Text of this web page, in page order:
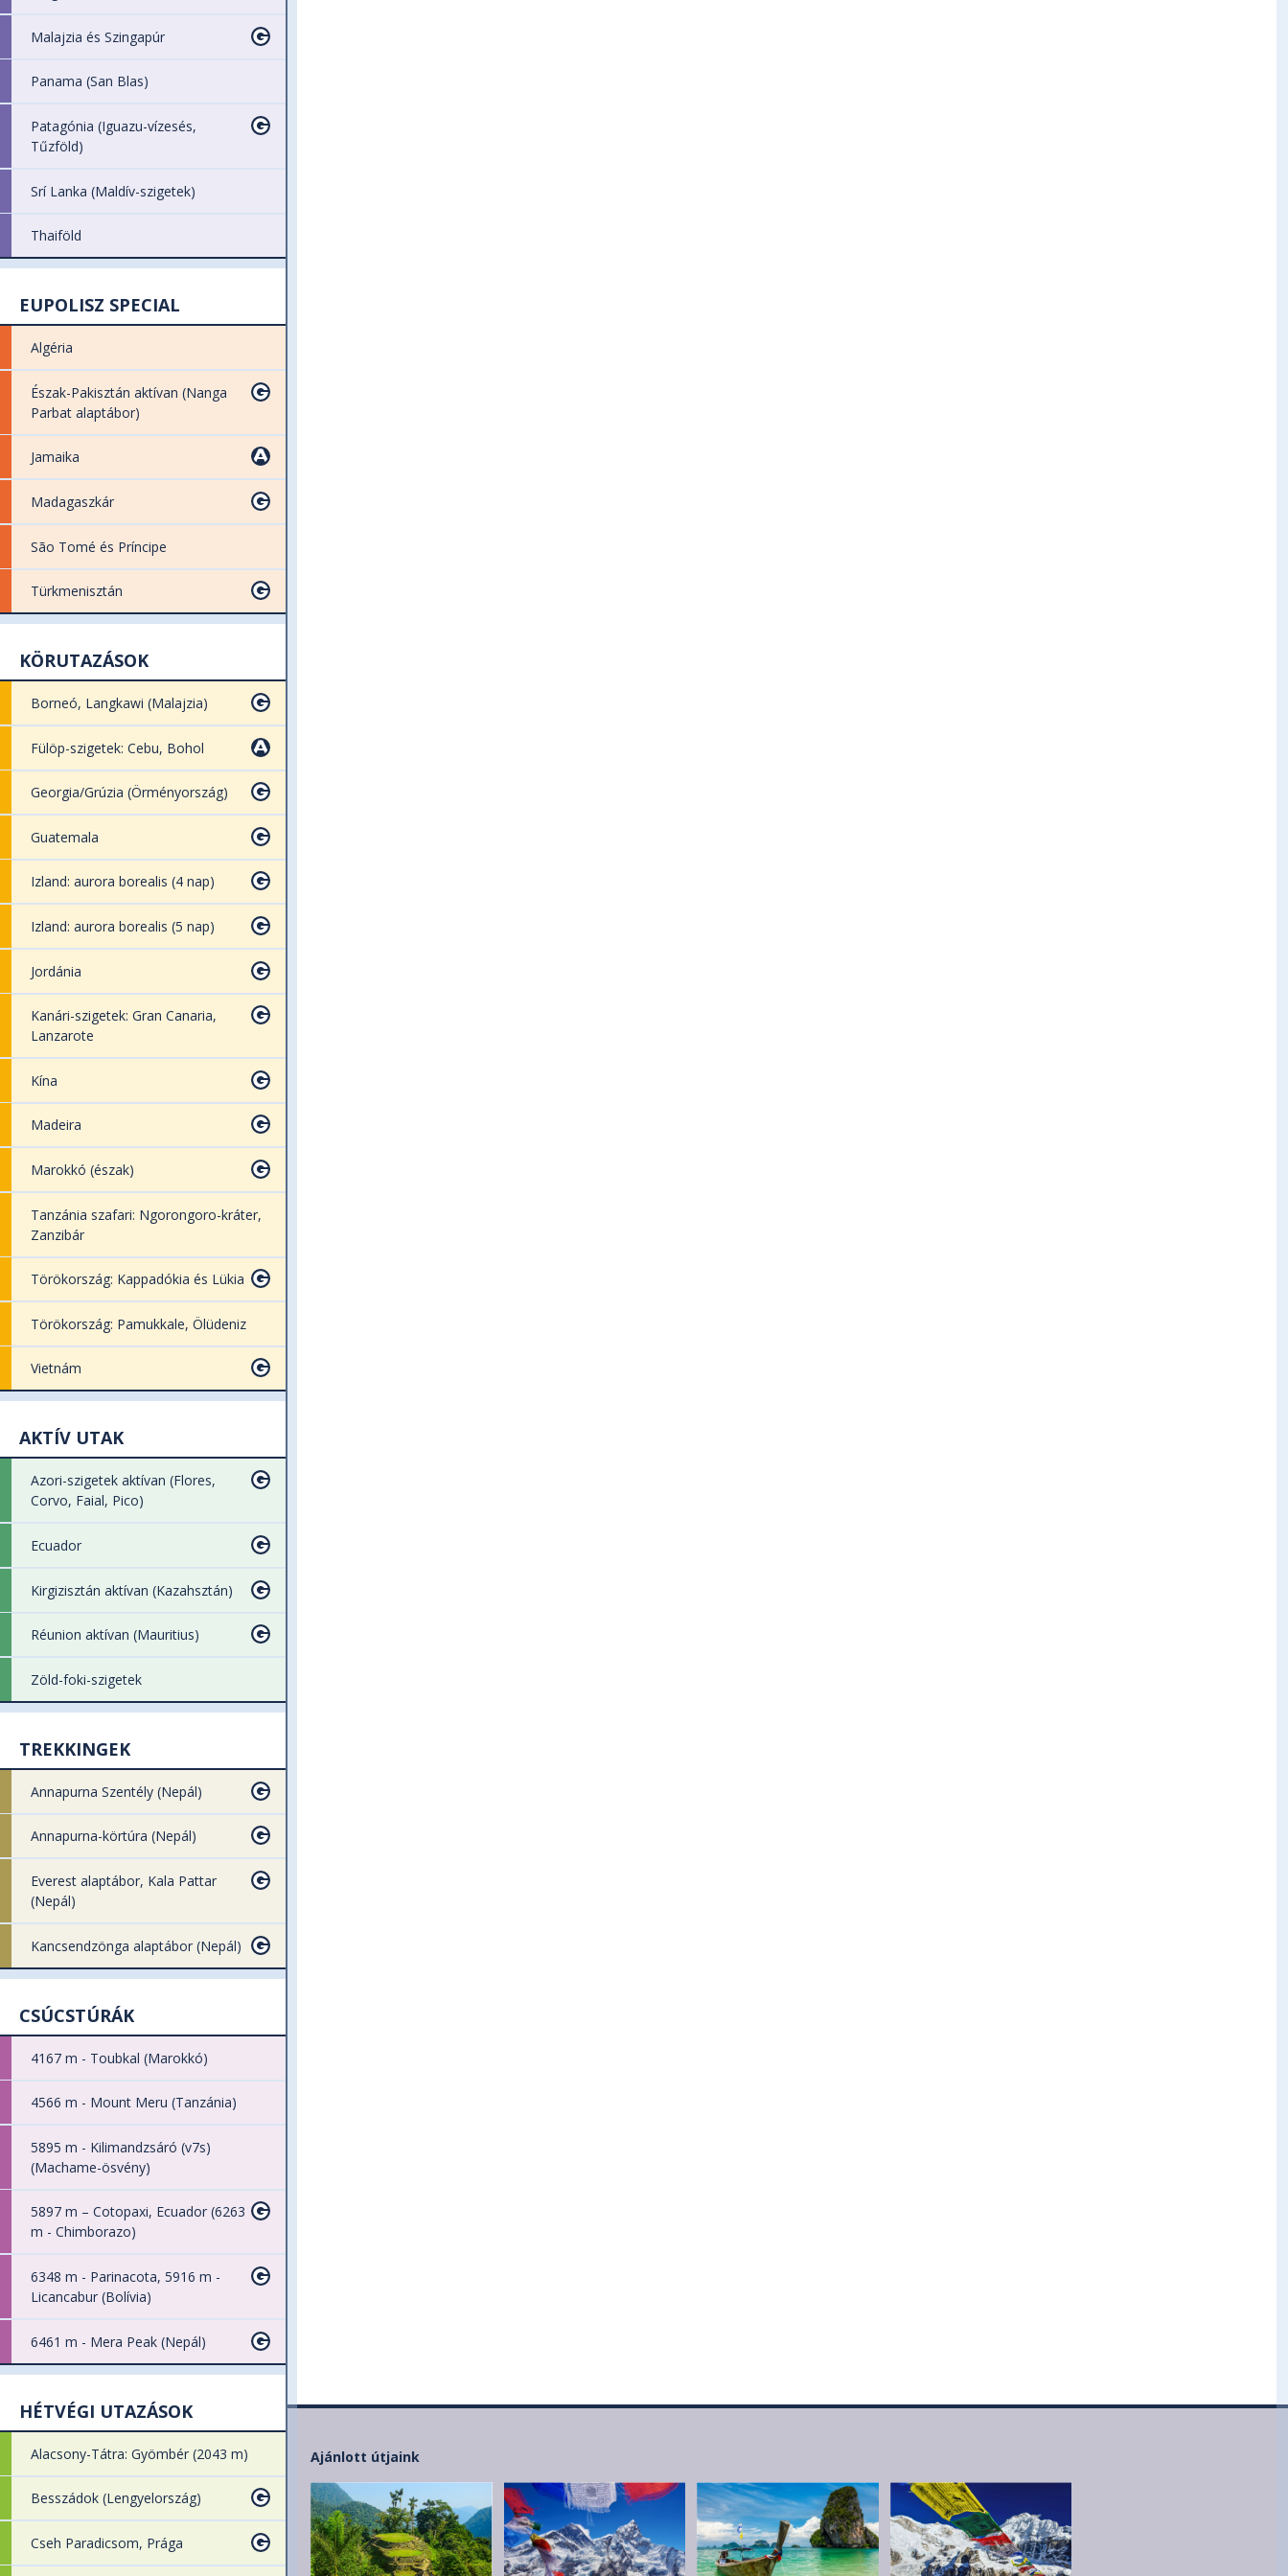
Malajzia és Szingapúr
Panama (San Blas)
Patagónia (Iguazu-vízesés,
Tűzföld)
Srí Lanka (Maldív-szigetek)
Thaiföld
EUPOLISZ SPECIAL
Algéria
Észak-Pakisztán aktívan (Nanga
Parbat alaptábor)
Jamaika
Madagaszkár
São Tomé és Príncipe
Türkmenisztán
KÖRUTAZÁSOK
Borneó, Langkawi (Malajzia)
Fülöp-szigetek: Cebu, Bohol
Georgia/Grúzia (Örményország)
Guatemala
Izland: aurora borealis (4 nap)
Izland: aurora borealis (5 nap)
Jordánia
Kanári-szigetek: Gran Canaria,
Lanzarote
Kína
Madeira
Marokkó (észak)
Tanzánia szafari: Ngorongoro-kráter,
Zanzibár
Törökország: Kappadókia és Lükia
Törökország: Pamukkale, Ölüdeniz
Vietnám
AKTÍV UTAK
Azori-szigetek aktívan (Flores,
Corvo, Faial, Pico)
Ecuador
Kirgizisztán aktívan (Kazahsztán)
Réunion aktívan (Mauritius)
Zöld-foki-szigetek
TREKKINGEK
Annapurna Szentély (Nepál)
Annapurna-körtúra (Nepál)
Everest alaptábor, Kala Pattar
(Nepál)
Kancsendzönga alaptábor (Nepál)
CSÚCSTÚRÁK
4167 m - Toubkal (Marokkó)
4566 m - Mount Meru (Tanzánia)
5895 m - Kilimandzsáró (v7s)
(Machame-ösvény)
5897 m – Cotopaxi, Ecuador (6263
m - Chimborazo)
6348 m - Parinacota, 5916 m -
Licancabur (Bolívia)
6461 m - Mera Peak (Nepál)
HÉTVÉGI UTAZÁSOK
Alacsony-Tátra: Gyömbér (2043 m)
Besszádok (Lengyelország)
Cseh Paradicsom, Prága
Ajánlott útjaink